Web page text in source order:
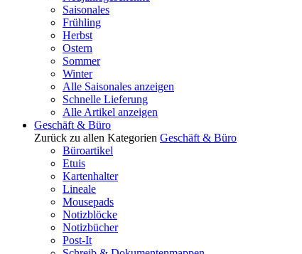
Saisonales
Frühling
Herbst
Ostern
Sommer
Winter
Alle Saisonales anzeigen
Schnelle Lieferung
Alle Artikel anzeigen
Geschäft & Büro
Zurück zu allen Kategorien Geschäft & Büro
Büroartikel
Etuis
Kartenhalter
Lineale
Mousepads
Notizblöcke
Notizbücher
Post-It